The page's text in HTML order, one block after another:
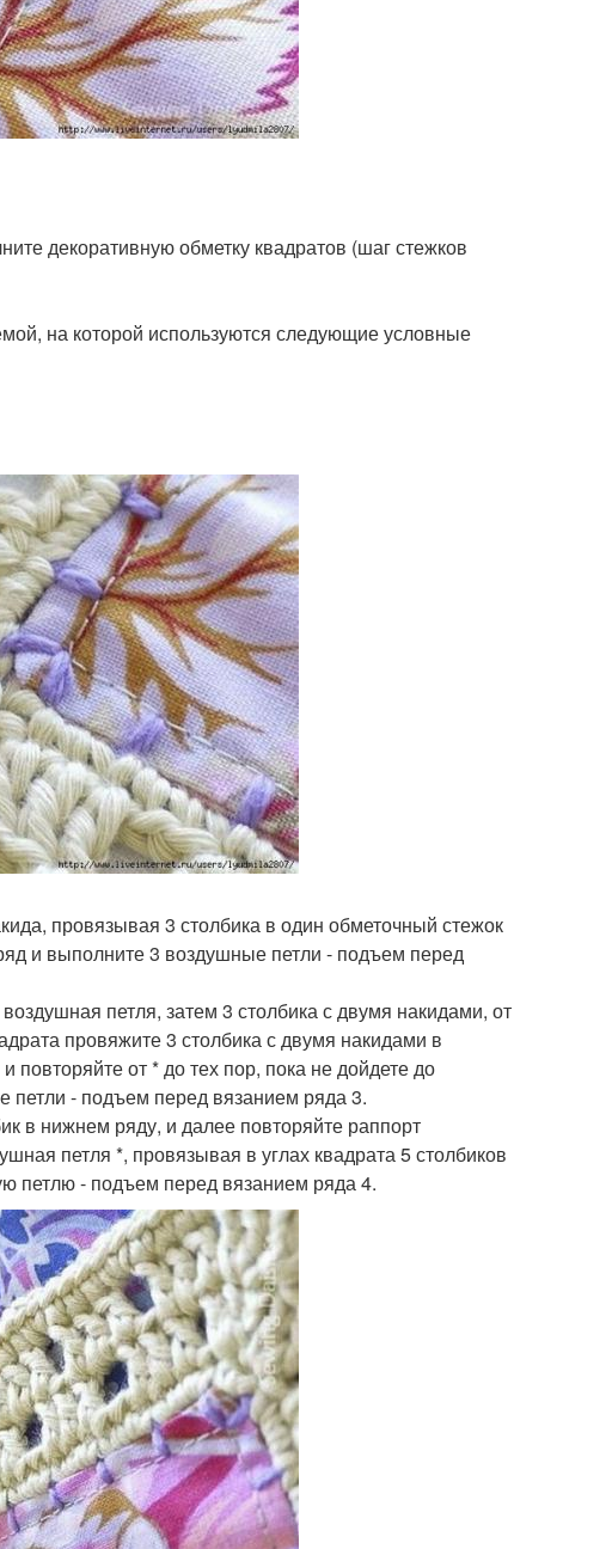
декоративную обметку квадратов (шаг стежков
на которой используются следующие условные
провязывая 3 столбика в один обметочный стежок
и выполните 3 воздушные петли - подъем перед
петля, затем 3 столбика с двумя накидами, от
провяжите 3 столбика с двумя накидами в
повторяйте от * до тех пор, пока не дойдете до
петли - подъем перед вязанием ряда 3.
в нижнем ряду, и далее повторяйте раппорт
петля *, провязывая в углах квадрата 5 столбиков
петлю - подъем перед вязанием ряда 4.